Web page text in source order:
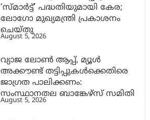
‘സ്മാര്‍ട്ട്’ പദ്ധതിയുമായി കേര;
ലോഗോ മുഖ്യമന്ത്രി പ്രകാശനം
ചെയ്തു
August 5, 2026
വ്യാജ ലോൺ ആപ്പ്, മ്യൂൾ
അക്കൗണ്ട് തട്ടിപ്പുകൾക്കെതിരെ
ജാ​ഗ്രത പാലിക്കണം:
സംസ്ഥാനതല ബാങ്കേഴ്സ് സമിതി
August 5, 2026